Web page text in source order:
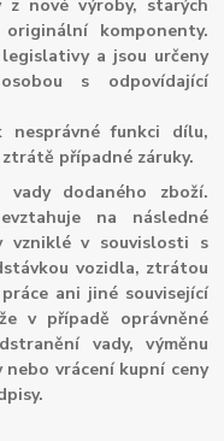
nové výroby, starých
komponenty.
a jsou určeny
s odpovídající
nesprávné funkci dílu,
případné záruky.
vady dodaného zboží.
na následné
vzniklé v souvislosti s
vozidla, ztrátou
ani jiné související
v případě oprávněné
vady, výměnu
nebo vrácení kupní ceny